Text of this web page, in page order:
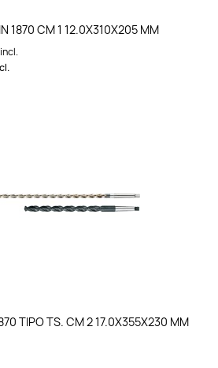
1870 CM 1 12.0X310X205 MM
TIPO TS. CM 2 17.0X355X230 MM